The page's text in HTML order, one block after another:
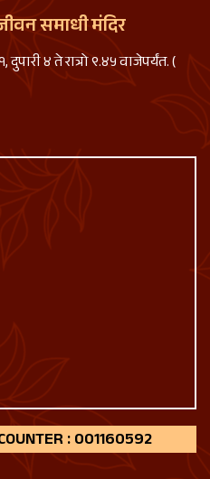
समाधी मंदिर
४ ते रात्रो ९.४५ वाजेपर्यंत. (
160592